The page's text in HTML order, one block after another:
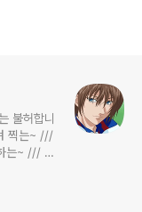
불허합니
찍는~ ///
는~ /// 고
不老巨